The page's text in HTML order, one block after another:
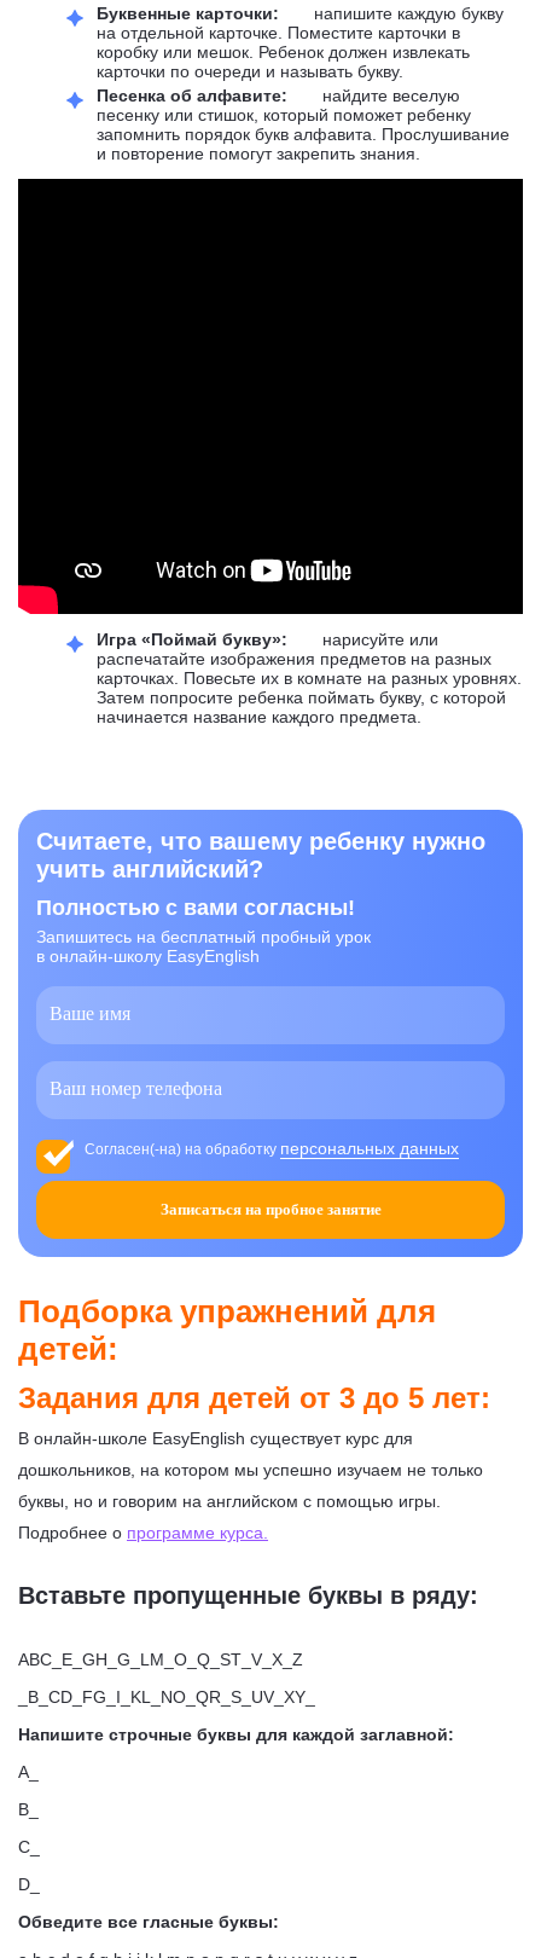
Буквенные карточки:
напишите каждую букву
на отдельной карточке. Поместите карточки в
коробку или мешок. Ребенок должен извлекать
карточки по очереди и называть букву.
Песенка об алфавите:
найдите веселую
песенку или стишок, который поможет ребенку
запомнить порядок букв алфавита. Прослушивание
и повторение помогут закрепить знания.
Игра «Поймай букву»:
нарисуйте или
распечатайте изображения предметов на разных
карточках. Повесьте их в комнате на разных уровнях.
Затем попросите ребенка поймать букву, с которой
начинается название каждого предмета.
Считаете, что вашему ребенку нужно
учить английский?
Полностью с вами согласны!
Запишитесь на бесплатный пробный урок
в онлайн-школу EasyEnglish
Согласен(-на) на обработку персональных данных
Записаться на пробное занятие
Подборка упражнений для
детей:
Задания для детей от 3 до 5 лет:
В онлайн-школе EasyEnglish существует курс для
дошкольников, на котором мы успешно изучаем не только
буквы, но и говорим на английском с помощью игры.
Подробнее о программе курса.
Вставьте пропущенные буквы в ряду:
ABC_E_GH_G_LM_O_Q_ST_V_X_Z
_B_CD_FG_I_KL_NO_QR_S_UV_XY_
Напишите строчные буквы для каждой заглавной:
A_
B_
C_
D_
Обведите все гласные буквы: